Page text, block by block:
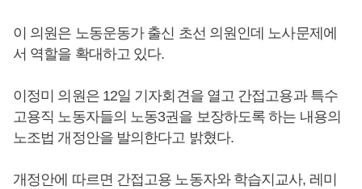
이 의원은 노동운동가 출신 초선 의원인데 노사문제에
서 역할을 확대하고 있다.
이정미 의원은 12일 기자회견을 열고 간접고용과 특수
고용직 노동자들의 노동3권을 보장하도록 하는 내용의
노조법 개정안을 발의한다고 밝혔다.
개정안에 따르면 간접고용 노동자와 학습지교사, 레미